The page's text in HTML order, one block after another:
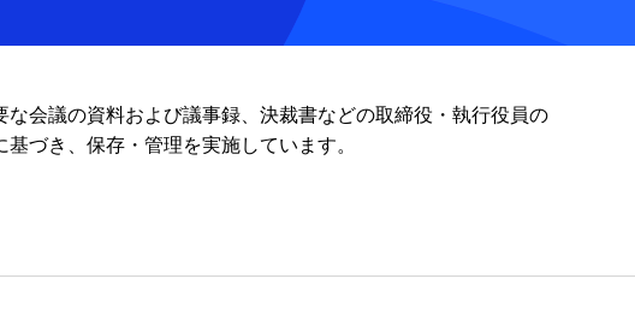
会議の資料および議事録、決裁書などの取締役・執行役員の
づき、保存・管理を実施しています。